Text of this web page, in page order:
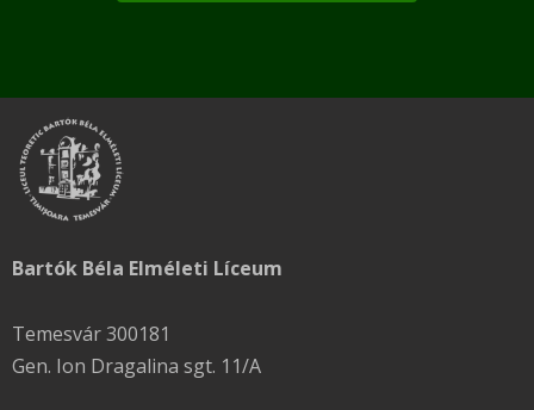
Bartók Béla Elméleti Líceum
Temesvár 300181
Gen. Ion Dragalina sgt. 11/A